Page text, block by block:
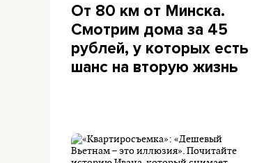
От 80 км от Минска.
Смотрим дома за 45
рублей, у которых есть
шанс на вторую жизнь